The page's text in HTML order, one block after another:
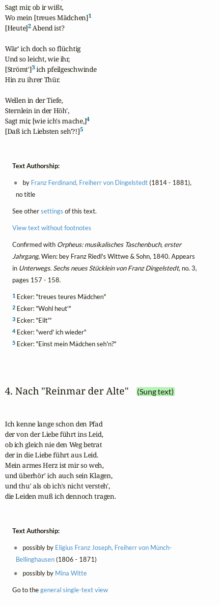
Sagt mir, ob ir wißt,
Wo mein [treues Mädchen]1
[Heute]2 Abend ist?
Wär' ich doch so flüchtig
Und so leicht, wie ihr,
[Strömt']3 ich pfeilgeschwinde
Hin zu ihrer Thür.
Wellen in der Tiefe,
Sternlein in der Höh',
Sagt mir, [wie ich's mache,]4
[Daß ich Liebsten seh'?!]5
Text Authorship:
by Franz Ferdinand, Freiherr von Dingelstedt(1814 - 1881),
no title
See othersettings of this text.
View text without footnotes
Confirmed with Orpheus: musikalisches Taschenbuch, erster
Jahrgang, Wien: bey Franz Riedl's Wittwe & Sohn, 1840. Appears
in Unterwegs. Sechs neues Stücklein von Franz Dingelstedt, no. 3,
pages 157 - 158.
1Ecker: "treues teures Mädchen"
2Ecker: "Wohl heut'"
3Ecker: "Eilt'"
4Ecker: "werd' ich wieder"
5Ecker: "Einst mein Mädchen seh'n?"
4. Nach "Reinmar der Alte" (Sung text)
Ich kenne lange schon den Pfad
der von der Liebe führt ins Leid,
ob ich gleich nie den Weg betrat
der in die Liebe führt aus Leid.
Mein armes Herz ist mir so weh,
und überhör' ich auch sein Klagen,
und thu' als ob ich's nicht versteh',
die Leiden muß ich dennoch tragen.
Text Authorship:
possibly by Eligius Franz Joseph, Freiherr von Münch-
Bellinghausen(1806 - 1871)
possibly by Mina Witte
Go to thegeneral single-text view